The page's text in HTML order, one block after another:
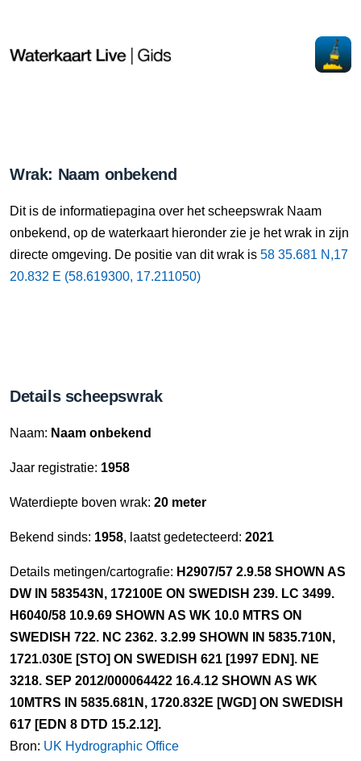
Wrak: Naam onbekend
Dit is de informatiepagina over het scheepswrak Naam
onbekend, op de waterkaart hieronder zie je het wrak in zijn
directe omgeving. De positie van dit wrak is 58 35.681 N,17
20.832 E (58.619300, 17.211050)
Details scheepswrak
Naam: Naam onbekend
Jaar registratie: 1958
Waterdiepte boven wrak: 20 meter
Bekend sinds: 1958, laatst gedetecteerd: 2021
Details metingen/cartografie: H2907/57 2.9.58 SHOWN AS
DW IN 583543N, 172100E ON SWEDISH 239. LC 3499.
H6040/58 10.9.69 SHOWN AS WK 10.0 MTRS ON
SWEDISH 722. NC 2362. 3.2.99 SHOWN IN 5835.710N,
1721.030E [STO] ON SWEDISH 621 [1997 EDN]. NE
3218. SEP 2012/000064422 16.4.12 SHOWN AS WK
10MTRS IN 5835.681N, 1720.832E [WGD] ON SWEDISH
617 [EDN 8 DTD 15.2.12].
Bron: UK Hydrographic Office